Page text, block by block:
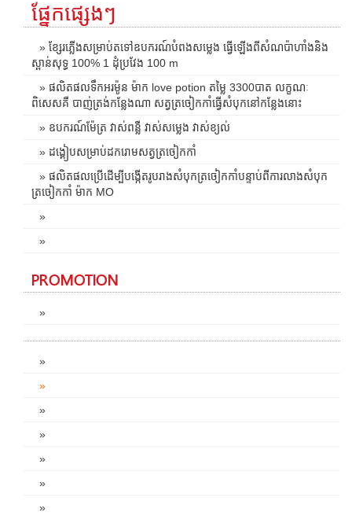
ផ្នែកផ្សេងៗ
» ខ្សែរភ្លើងសម្រាប់តទៅឧបករណ៍បំពងសម្លេង ធ្វើឡើងពីសំណប៉ាហាំងនិង
ស្ពាន់សុទ្ធ 100% 1 ដុំប្រវែង 100 m
» ផលិតផលទឹកអរម៉ូន ម៉ាក love potion តម្លៃ 3300បាត លក្ខណៈ
ពិសេសគឺ បាញ់ត្រង់កន្លែងណា សត្វត្រចៀកកាំធ្វើសំបុកនៅកន្លែងនោះ
» ឧបករណ៍ម៉ែត្រ វាស់ពន្លឺ វាស់សម្លេង វាស់ខ្យល់
» ដង្គៀបសម្រាប់ដករោមសត្វត្រចៀកកាំ
» ផលិតផលប្រើដើម្បីបង្កើតរូបរាងសំបុកត្រចៀកកាំបន្ទាប់ពីការលាងសំបុក
ត្រចៀកកាំ ម៉ាក MO
»
»
PROMOTION
»
»
»
»
»
»
»
»